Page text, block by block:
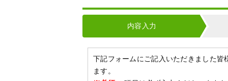
内容入力
下記フォームにご記入いただきました皆
ます。